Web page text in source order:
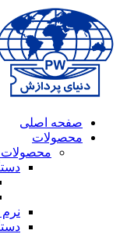
صفحه اصلی
محصولات
محصولات